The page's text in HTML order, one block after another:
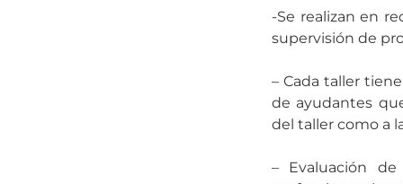
-Se realizan en
supervisión de
– Cada taller
de ayudantes
del taller como a
– Evaluación